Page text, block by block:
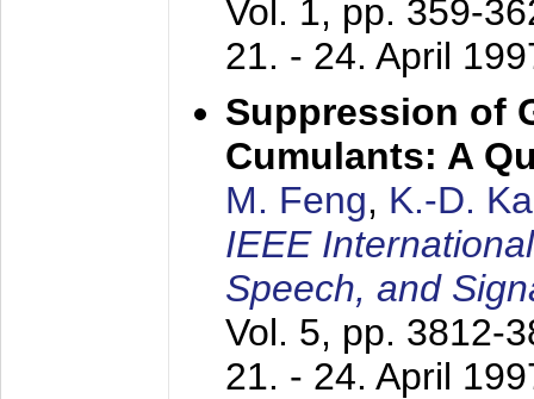
Vol. 1, pp. 359-
21. - 24. April
Suppression of
Cumulants: A
M. Feng, K.-D.
IEEE
Speech, and
Vol. 5, pp. 3812-
21. - 24. April